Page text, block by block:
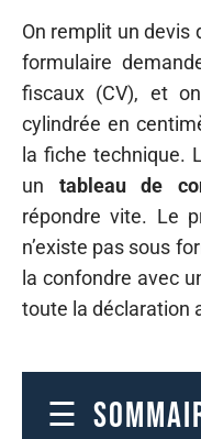
On remplit un devis
formulaire
fiscaux (CV), et
cylindrée en
la fiche technique.
un tableau de
répondre vite. Le
n’existe pas sous
la confondre avec
toute la déclaration